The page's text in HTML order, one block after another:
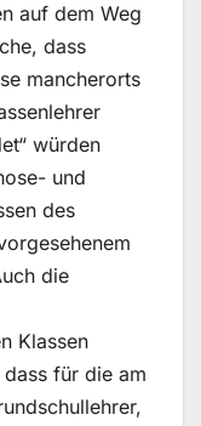
auf dem Weg
dass
mancherorts
würden
und
des
die
Klassen
für die am